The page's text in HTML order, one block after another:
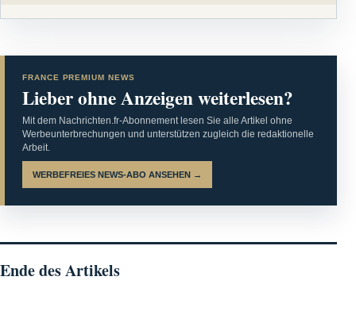
FRANCE PREMIUM NEWS
Lieber ohne Anzeigen weiterlesen?
Mit dem Nachrichten.fr-Abonnement lesen Sie alle Artikel ohne
Werbeunterbrechungen und unterstützen zugleich die redaktionelle
Arbeit.
WERBEFREIES NEWS-ABO ANSEHEN →
Ende des Artikels